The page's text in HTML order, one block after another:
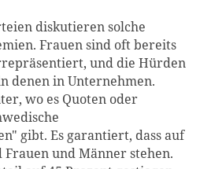
diskutieren solche
Frauen sind oft bereits
und die Hürden
denen in Unternehmen.
wo es Quoten oder
gibt. Es garantiert, dass auf
und Männer stehen.